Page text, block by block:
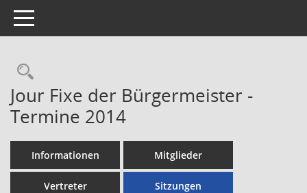
Toggle navigation
Rechercheauswahl
Jour Fixe der Bürgermeister -
Termine 2014
Informationen Mitglieder
Vertreter Sitzungen